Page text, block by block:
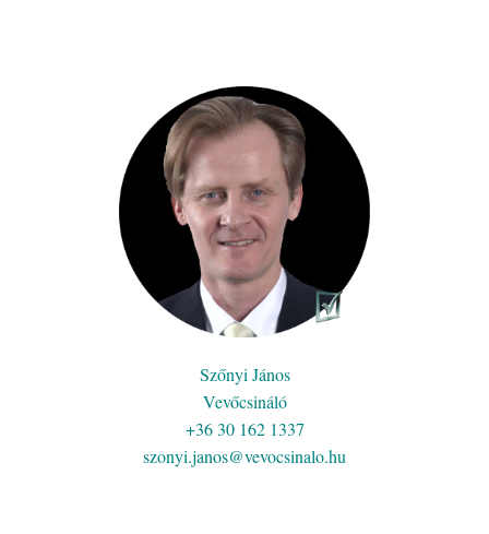
Szőnyi János
Vevőcsináló
+36 30 162 1337
szonyi.janos@vevocsinalo.hu